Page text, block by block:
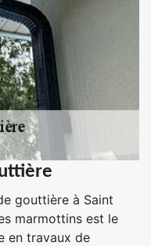
gouttière à Saint
marmottins est le
en travaux de